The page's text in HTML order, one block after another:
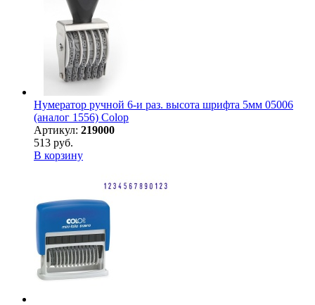
Нумератор ручной 6-и раз. высота шрифта 5мм 05006
(аналог 1556) Colop
Артикул: 219000
513 руб.
В корзину